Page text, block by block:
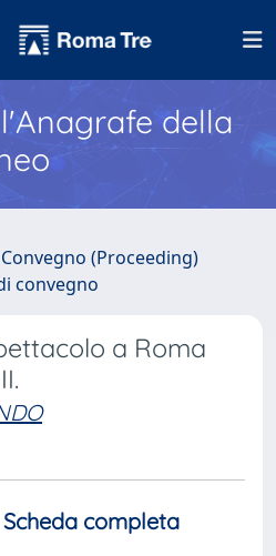
della
(Proceeding)
convegno
a Roma
Scheda completa